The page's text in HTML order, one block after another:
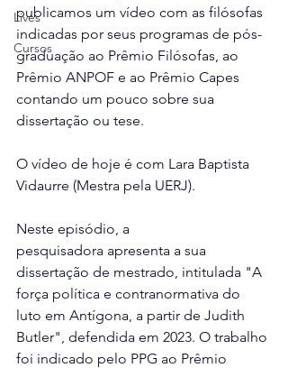
Lives
Cursos
publicamos um vídeo com as filósofas
indicadas por seus programas de pós-
graduação ao Prêmio Filósofas, ao
Prêmio ANPOF e ao Prêmio Capes
contando um pouco sobre sua
dissertação ou tese.
O vídeo de hoje é com Lara Baptista
Vidaurre (Mestra pela UERJ).
Neste episódio, a
pesquisadora apresenta a sua
dissertação de mestrado, intitulada "A
força política e contranormativa do
luto em Antígona, a partir de Judith
Butler", defendida em 2023. O trabalho
foi indicado pelo PPG ao Prêmio